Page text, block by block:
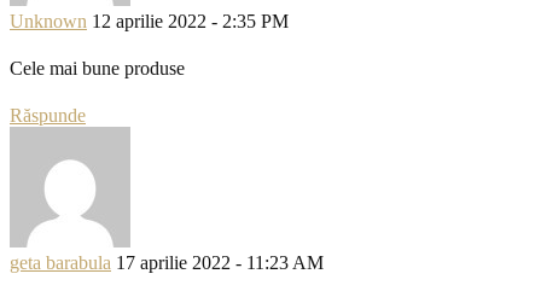
Unknown 12 aprilie 2022 - 2:35 PM
Cele mai bune produse
Răspunde
geta barabula 17 aprilie 2022 - 11:23 AM